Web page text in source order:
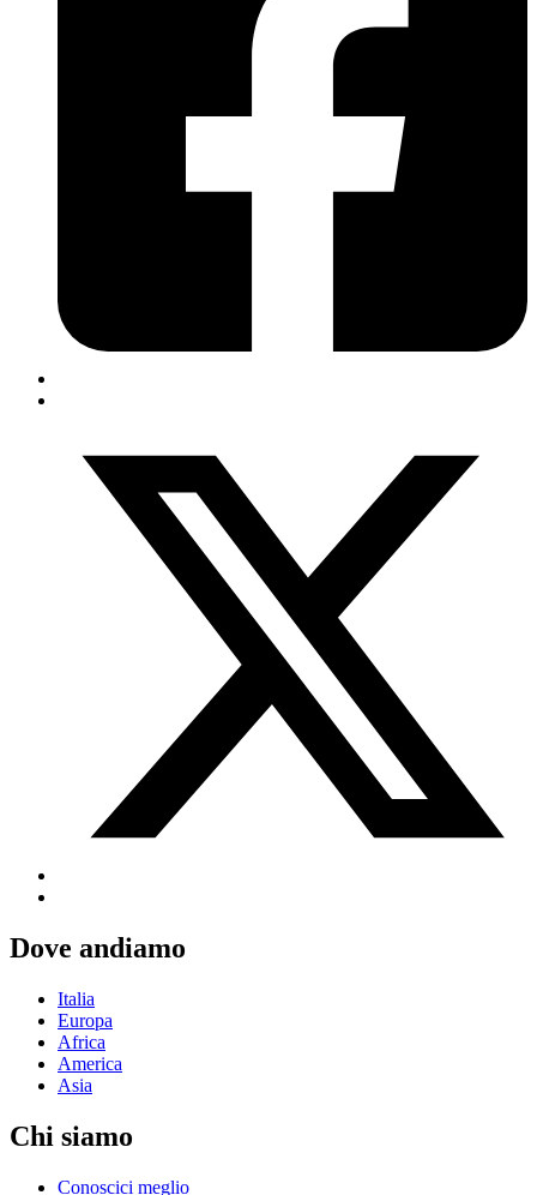
Dove andiamo
Italia
Europa
Africa
America
Asia
Chi siamo
Conoscici meglio